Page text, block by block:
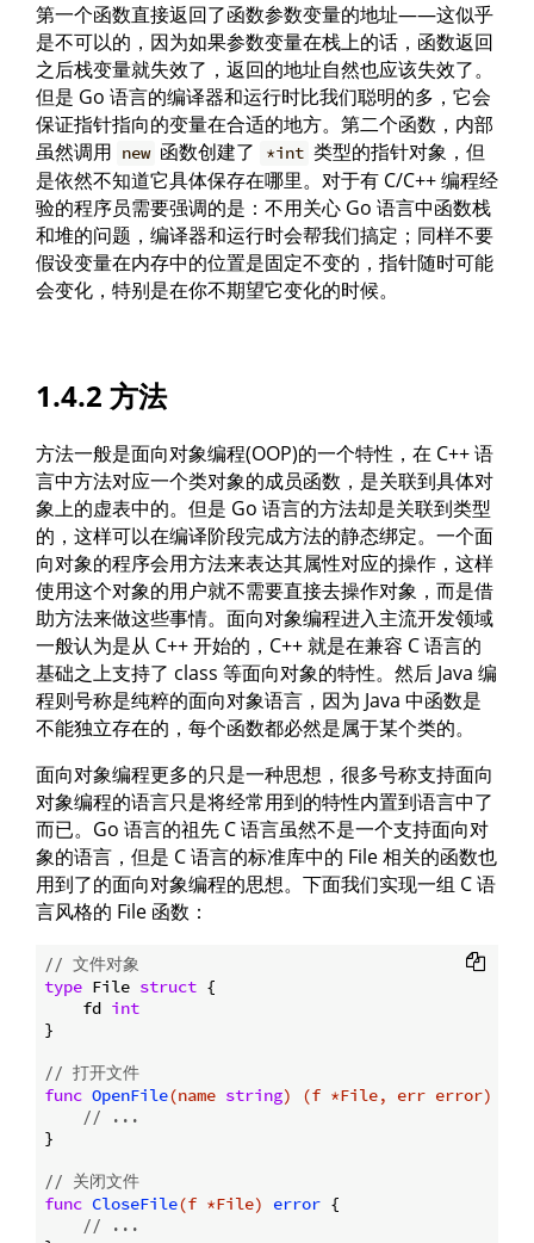
第一个函数直接返回了函数参数变量的地址——这似乎
是不可以的，因为如果参数变量在栈上的话，函数返回
之后栈变量就失效了，返回的地址自然也应该失效了。
但是 Go 语言的编译器和运行时比我们聪明的多，它会
保证指针指向的变量在合适的地方。第二个函数，内部
虽然调用 new 函数创建了 *int 类型的指针对象，但
是依然不知道它具体保存在哪里。对于有 C/C++ 编程经
验的程序员需要强调的是：不用关心 Go 语言中函数栈
和堆的问题，编译器和运行时会帮我们搞定；同样不要
假设变量在内存中的位置是固定不变的，指针随时可能
会变化，特别是在你不期望它变化的时候。
1.4.2 方法
方法一般是面向对象编程(OOP)的一个特性，在 C++ 语
言中方法对应一个类对象的成员函数，是关联到具体对
象上的虚表中的。但是 Go 语言的方法却是关联到类型
的，这样可以在编译阶段完成方法的静态绑定。一个面
向对象的程序会用方法来表达其属性对应的操作，这样
使用这个对象的用户就不需要直接去操作对象，而是借
助方法来做这些事情。面向对象编程进入主流开发领域
一般认为是从 C++ 开始的，C++ 就是在兼容 C 语言的
基础之上支持了 class 等面向对象的特性。然后 Java 编
程则号称是纯粹的面向对象语言，因为 Java 中函数是
不能独立存在的，每个函数都必然是属于某个类的。
面向对象编程更多的只是一种思想，很多号称支持面向
对象编程的语言只是将经常用到的特性内置到语言中了
而已。Go 语言的祖先 C 语言虽然不是一个支持面向对
象的语言，但是 C 语言的标准库中的 File 相关的函数也
用到了的面向对象编程的思想。下面我们实现一组 C 语
言风格的 File 函数：
// 文件对象
type File struct {
    fd
int
}
// 打开文件
func OpenFile(name string) (f *File, err error)
// ...
}
// 关闭文件
func CloseFile(f *File) error {
// ...